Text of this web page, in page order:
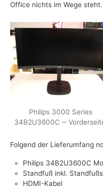
Office nichts im Wege steht.
Philips 3000 Series
34B2U3600C ‒
Folgend der Lieferumfang
Philips 34B2U3600C
Standfuß inkl.
HDMI-Kabel